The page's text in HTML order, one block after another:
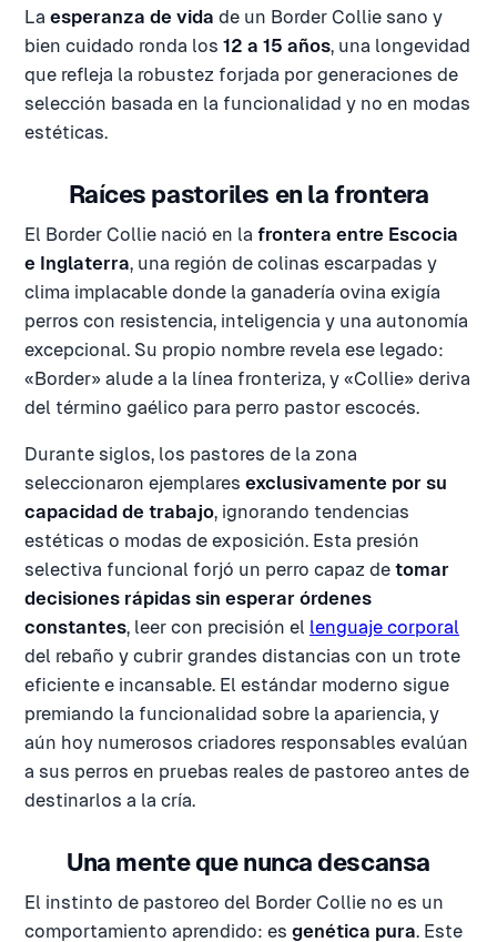
La esperanza de vida de un Border Collie sano y
bien cuidado ronda los 12 a 15 años, una longevidad
que refleja la robustez forjada por generaciones de
selección basada en la funcionalidad y no en modas
estéticas.
Raíces pastoriles en la frontera
El Border Collie nació en la frontera entre Escocia
e Inglaterra, una región de colinas escarpadas y
clima implacable donde la ganadería ovina exigía
perros con resistencia, inteligencia y una autonomía
excepcional. Su propio nombre revela ese legado:
«Border» alude a la línea fronteriza, y «Collie» deriva
del término gaélico para perro pastor escocés.
Durante siglos, los pastores de la zona
seleccionaron ejemplares exclusivamente por su
capacidad de trabajo, ignorando tendencias
estéticas o modas de exposición. Esta presión
selectiva funcional forjó un perro capaz de tomar
decisiones rápidas sin esperar órdenes
constantes, leer con precisión el lenguaje corporal
del rebaño y cubrir grandes distancias con un trote
eficiente e incansable. El estándar moderno sigue
premiando la funcionalidad sobre la apariencia, y
aún hoy numerosos criadores responsables evalúan
a sus perros en pruebas reales de pastoreo antes de
destinarlos a la cría.
Una mente que nunca descansa
El instinto de pastoreo del Border Collie no es un
comportamiento aprendido: es genética pura. Este